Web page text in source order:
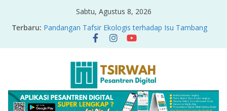
Sabtu, Agustus 8, 2026
Terbaru: Pandangan Tafsir Ekologis terhadap Isu Tambang
Nikel di Raja Ampat
PRODUK RELASI KUASA-IDIOLOGI PADA TAFSIR
Sirah Nabawiyah
Oversharing dan Privasi dalam Al-Qur’an: “Ketika
Ayat Bicara Soal Curhat di Sosmed”
Menyikapi Fatherless, Kisah Lukman Menjadi
Cerminan